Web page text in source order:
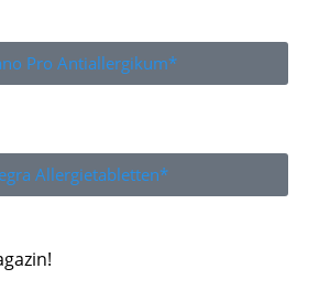
Pro Antiallergikum*
Allergietabletten*